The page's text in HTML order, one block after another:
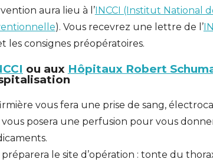
aura lieu à l’INCCI (Institut National
). Vous recevrez une lettre de l’
les consignes préopératoires.
ou aux Hôpitaux Robert
vous fera une prise de sang,
vous posera une perfusion pour vous
le site d’opération : tonte du